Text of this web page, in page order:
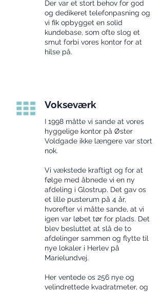
Der var et stort behov for god
og dedikeret telefonpasning og
vi fik opbygget en solid
kundebase, som ofte slog et
smut forbi vores kontor for at
hilse på.
Vokseværk
I 1998 måtte vi sande at vores
hyggelige kontor på Øster
Voldgade ikke længere var stort
nok.
Vi vækstede kraftigt og for at
følge med åbnede vi en ny
afdeling i Glostrup. Det gav os
et lille pusterum på 4 år,
hvorefter vi måtte sande, at vi
igen var løbet tør for plads. Det
blev besluttet at slå de to
afdelinger sammen og flytte til
nye lokaler i Herlev på
Marielundvej.
Her ventede os 256 nye og
velindrettede kvadratmeter, og